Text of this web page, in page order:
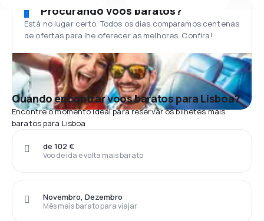
Procurando voos baratos?
Está no lugar certo. Todos os dias comparamos centenas
de ofertas para lhe oferecer as melhores. Confira!
Quando encontrar voos baratos para Lisboa?
Encontre o momento ideal para reservar os bilhetes mais
baratos para Lisboa
Voo de ida e volta mais barato
de 102 €
Mês mais barato para viajar
Novembro, Dezembro